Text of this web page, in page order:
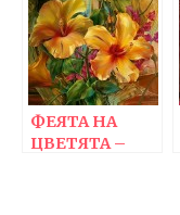
приема
дословно, цяло
и наготово
ФЕЯТА НА
ЦВЕТЯТА –